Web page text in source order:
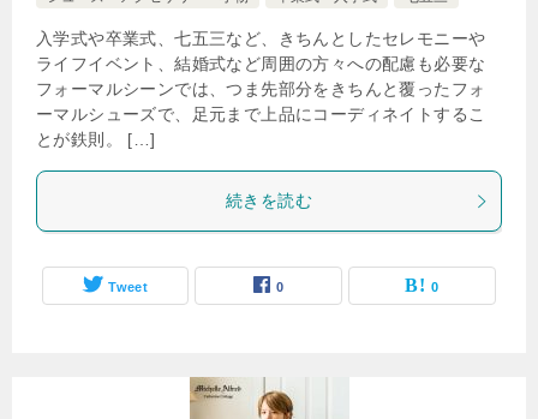
入学式や卒業式、七五三など、きちんとしたセレモニーや
ライフイベント、結婚式など周囲の方々への配慮も必要な
フォーマルシーンでは、つま先部分をきちんと覆ったフォ
ーマルシューズで、足元まで上品にコーディネイトするこ
とが鉄則。 […]
続きを読む
Tweet 0 0